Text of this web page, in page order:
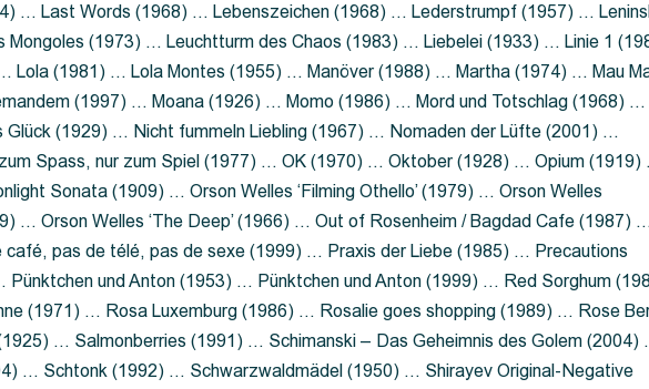
… Last Words (1968) … Lebenszeichen (1968) … Lederstrumpf (1957) …
Mongoles (1973) … Leuchtturm des Chaos (1983) … Liebelei (1933) … Linie 1
Lola (1981) … Lola Montes (1955) … Manöver (1988) … Martha (1974) … Mau
(1997) … Moana (1926) … Momo (1986) … Mord und Totschlag (1968) …
Glück (1929) … Nicht fummeln Liebling (1967) … Nomaden der Lüfte (2001) …
Spass, nur zum Spiel (1977) … OK (1970) … Oktober (1928) … Opium (1919)
Sonata (1909) … Orson Welles ‘Filming Othello’ (1979) … Orson Welles
… Orson Welles ‘The Deep’ (1966) … Out of Rosenheim / Bagdad Cafe (1987) …
café, pas de télé, pas de sexe (1999) … Praxis der Liebe (1985) … Precautions
und Anton (1953) … Pünktchen und Anton (1999) … Red Sorghum
(1971) … Rosa Luxemburg (1986) … Rosalie goes shopping (1989) … Rose
… Salmonberries (1991) … Schimanski – Das Geheimnis des Golem (2004)
… Schtonk (1992) … Schwarzwaldmädel (1950) … Shirayev Original-Negative